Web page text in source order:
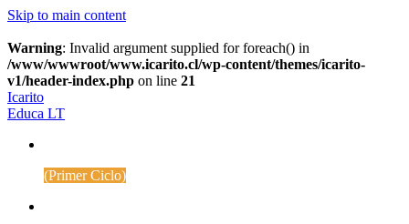
Skip to main content
Warning: Invalid argument supplied for foreach() in
/www/wwwroot/www.icarito.cl/wp-content/themes/icarito-
v1/header-index.php on line 21
Icarito
Educa LT
(Primer Ciclo)